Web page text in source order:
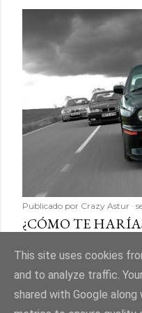
Publicado por Crazy Astur
¿CÓMO TE
This site uses cookies
and to analyze traffic.
shared with Google